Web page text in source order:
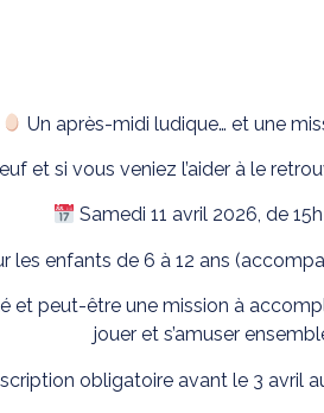
Un après-midi ludique… et une
et si vous veniez l’aider à le
Samedi 11 avril 2026, de
les enfants de 6 à 12 ans
et peut-être une mission à
jouer et s’amuser
obligatoire avant le 3 avril